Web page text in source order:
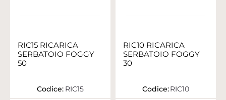
RIC15 RICARICA
SERBATOIO FOGGY
50
Codice: RIC15
RIC10 RICARICA
SERBATOIO FOGGY
30
Codice:RIC10